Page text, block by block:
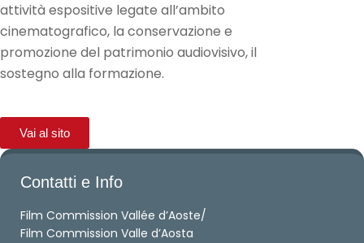
attività espositive legate all’ambito
cinematografico, la conservazione e
promozione del patrimonio audiovisivo, il
sostegno alla formazione.
Vai al sito
Contatti e Info
Film Commission Vallée d’Aoste/
Film Commission Valle d’Aosta